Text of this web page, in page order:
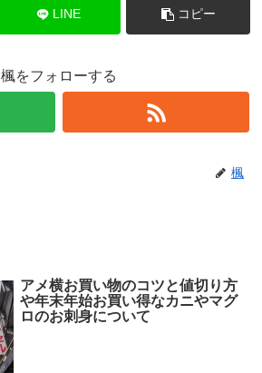
LINE コピー
楓をフォローする
楓
アメ横お買い物のコツと値切り方
や年末年始お買い得なカニやマグ
ロのお刺身について